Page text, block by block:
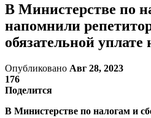
В Министерстве по
напомнили
обязательной уплате
Опубликовано Авг 28, 2023
176
Поделится
В Министерстве по налогам и